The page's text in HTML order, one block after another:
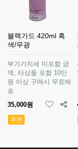
블랙가드 420ml 흑
색/무광
부가가치세 미포함 금
액, 타상품 포함 10만
원 이상 구매시 무료배
송
35,000원
추천